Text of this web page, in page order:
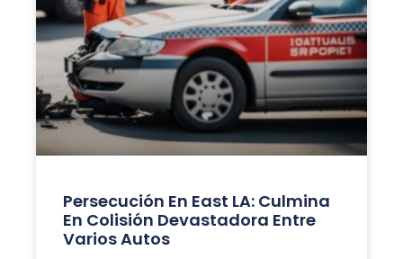
Persecución En East LA: Culmina
En Colisión Devastadora Entre
Varios Autos